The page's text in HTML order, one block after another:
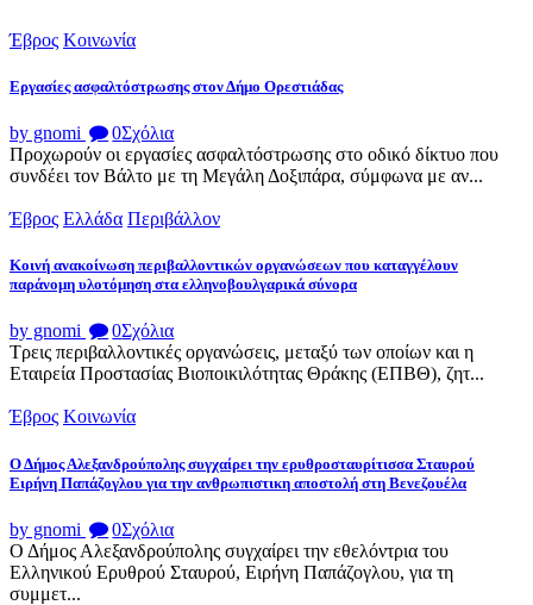
Έβρος Κοινωνία
Εργασίες ασφαλτόστρωσης στον Δήμο Ορεστιάδας
by gnomi 0Σχόλια
Προχωρούν οι εργασίες ασφαλτόστρωσης στο οδικό δίκτυο που
συνδέει τον Βάλτο με τη Μεγάλη Δοξιπάρα, σύμφωνα με αν...
Έβρος Ελλάδα Περιβάλλον
Κοινή ανακοίνωση περιβαλλοντικών οργανώσεων που καταγγέλουν
παράνομη υλοτόμηση στα ελληνοβουλγαρικά σύνορα
by gnomi 0Σχόλια
Τρεις περιβαλλοντικές οργανώσεις, μεταξύ των οποίων και η
Εταιρεία Προστασίας Βιοποικιλότητας Θράκης (ΕΠΒΘ), ζητ...
Έβρος Κοινωνία
Ο Δήμος Αλεξανδρούπολης συγχαίρει την ερυθροσταυρίτισσα Σταυρού
Ειρήνη Παπάζογλου για την ανθρωπιστικη αποστολή στη Βενεζουέλα
by gnomi 0Σχόλια
Ο Δήμος Αλεξανδρούπολης συγχαίρει την εθελόντρια του
Ελληνικού Ερυθρού Σταυρού, Ειρήνη Παπάζογλου, για τη
συμμετ...